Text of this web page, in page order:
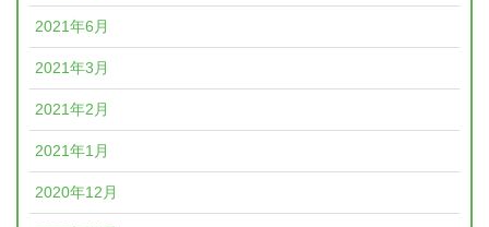
2021年6月
2021年3月
2021年2月
2021年1月
2020年12月